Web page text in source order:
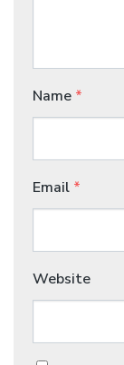
Name *
Email *
Website